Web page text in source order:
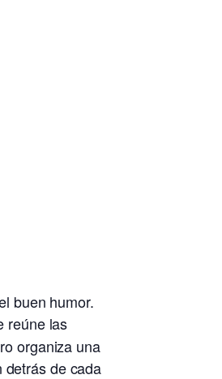
buen humor.
reúne las
organiza una
detrás de cada